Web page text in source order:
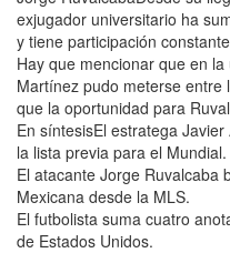
exjugador universitario ha
y tiene participación
Hay que mencionar que en
Martínez pudo meterse entre
que la oportunidad para
En síntesisEl estratega
la lista previa para el Mundial.
El atacante Jorge Ruvalcaba
Mexicana desde la MLS.
El futbolista suma cuatro
de Estados Unidos.